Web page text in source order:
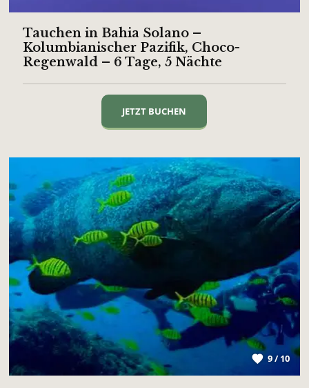
Tauchen in Bahia Solano –
Kolumbianischer Pazifik, Choco-
Regenwald – 6 Tage, 5 Nächte
JETZT BUCHEN
9 / 10